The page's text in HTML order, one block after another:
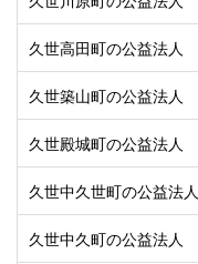
久世高田町の公益法人
久世築山町の公益法人
久世殿城町の公益法人
久世中久世町の公益法人
久世中久町の公益法人